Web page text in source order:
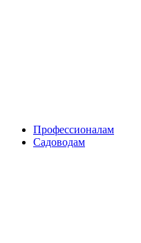
Профессионалам
Садоводам